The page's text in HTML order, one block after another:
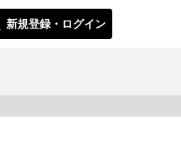
新規登録・ログイン